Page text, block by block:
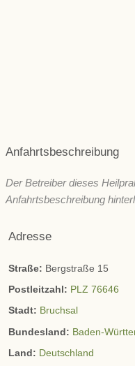
Anfahrtsbeschreibung
Der Betreiber dieses
Anfahrtsbeschreibung
Adresse
Straße: Bergstraße 15
Postleitzahl: PLZ 76646
Stadt: Bruchsal
Bundesland: Baden-
Land: Deutschland